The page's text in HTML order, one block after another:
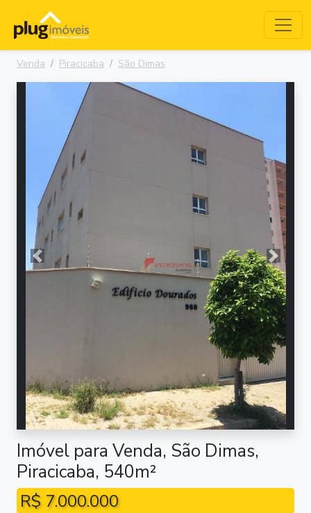
Venda Piracicaba São Dimas
Anterior Próxima
Imóvel para Venda, São Dimas,
Piracicaba, 540m²
R$ 7.000.000